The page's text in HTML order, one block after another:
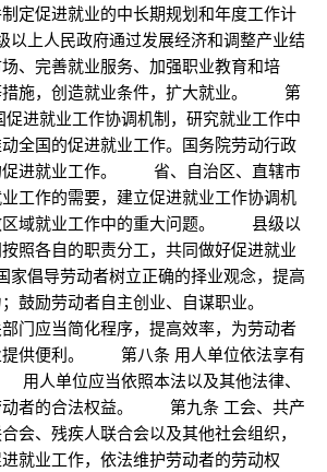
定促进就业的中长期规划和年度工作计
人民政府通过发展经济和调整产业结
、完善就业服务、加强职业教育和培
措施，创造就业条件，扩大就业。 第
进就业工作协调机制，研究就业工作中
全国的促进就业工作。国务院劳动行政
促进就业工作。 省、自治区、直辖市
工作的需要，建立促进就业工作协调机
区域就业工作中的重大问题。 县级以
照各自的职责分工，共同做好促进就业
导劳动者树立正确的择业观念，提高
；鼓励劳动者自主创业、自谋职业。
门应当简化程序，提高效率，为劳动者
提供便利。 第八条 用人单位依法享有
人单位应当依照本法以及其他法律、
动者的合法权益。 第九条 工会、共产
会、残疾人联合会以及其他社会组织，
就业工作，依法维护劳动者的劳动权